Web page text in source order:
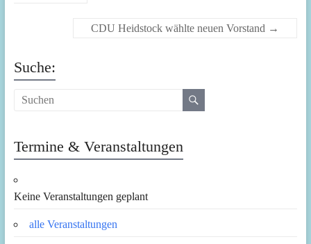
CDU Heidstock wählte neuen Vorstand →
Suche:
Termine & Veranstaltungen
Keine Veranstaltungen geplant
alle Veranstaltungen